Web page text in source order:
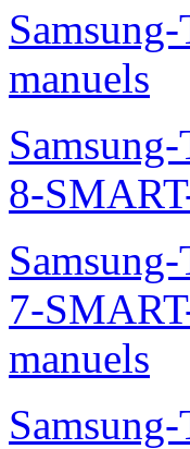
manuels
8-
7-
manuels